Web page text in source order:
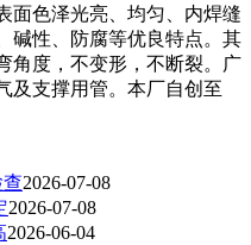
面色泽光亮、均匀、内焊缝
碱性、防腐等优良特点。其
角度，不变形，不断裂。广
及支撑用管。本厂自创至
2026-07-08
2026-07-08
2026-06-04